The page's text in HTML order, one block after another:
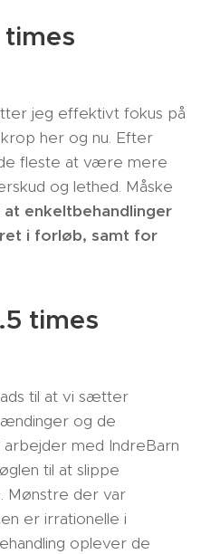
times
jeg effektivt fokus på
her og nu. Efter
fleste at være mere
og lethed. Måske
enkeltbehandlinger
i forløb, samt for
times
til at vi sætter
og de
med IndreBarn
til at slippe
Mønstre der var
er irrationelle i
oplever de